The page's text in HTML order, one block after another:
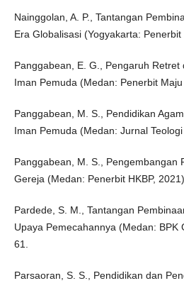
Nainggolan, A. P., Tantangan
Era Globalisasi (Yogyakarta:
Panggabean, E. G., Pengaruh Retret
Iman Pemuda (Medan: Penerbit
Panggabean, M. S., Pendidikan
Iman Pemuda (Medan: Jurnal
Panggabean, M. S., Pengembangan
Gereja (Medan: Penerbit HKBP,
Pardede, S. M., Tantangan
Upaya Pemecahannya (Medan: BPK
61.
Parsaoran, S. S., Pendidikan dan